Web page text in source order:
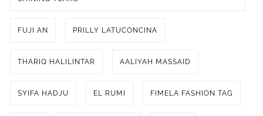
FUJI AN PRILLY LATUCONCINA
THARIQ HALILINTAR AALIYAH MASSAID
SYIFA HADJU EL RUMI FIMELA FASHION TAG